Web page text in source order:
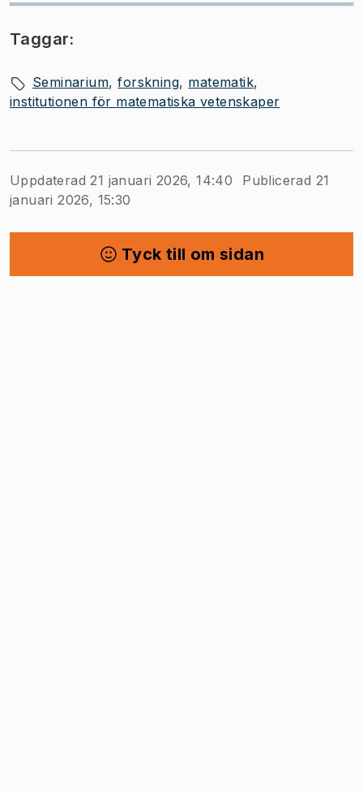
Taggar:
Seminarium forskning matematik
institutionen för matematiska vetenskaper
Uppdaterad 21 januari 2026, 14:40
Publicerad 21
januari 2026, 15:30
Tyck till om sidan